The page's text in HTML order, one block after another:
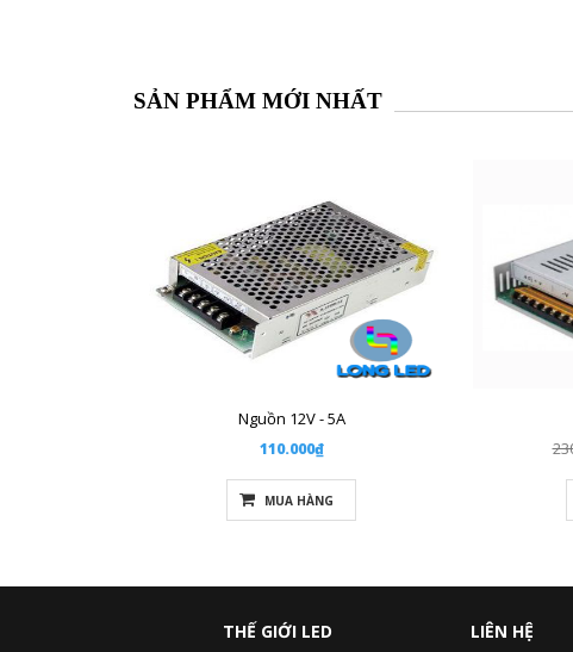
SẢN PHẨM MỚI NHẤT
Nguồn 12V - 5A
110.000₫
MUA HÀNG
THẾ GIỚI LED LIÊN HỆ